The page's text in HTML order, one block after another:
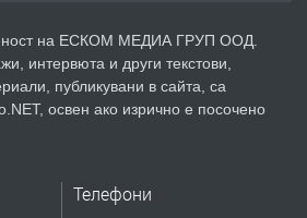
преди 5 дни
парцел в гр. Хасково кв.
на ЕСКОМ МЕДИА ГРУП ООД.
интервюта и други текстови,
публикувани в сайта, са
освен ако изрично е посочено
Телефони